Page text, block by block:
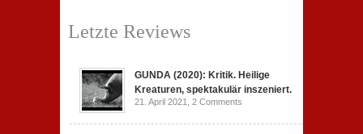
Letzte Reviews
GUNDA (2020): Kritik. Heilige
Kreaturen, spektakulär inszeniert.
21. April 2021, 2 Comments